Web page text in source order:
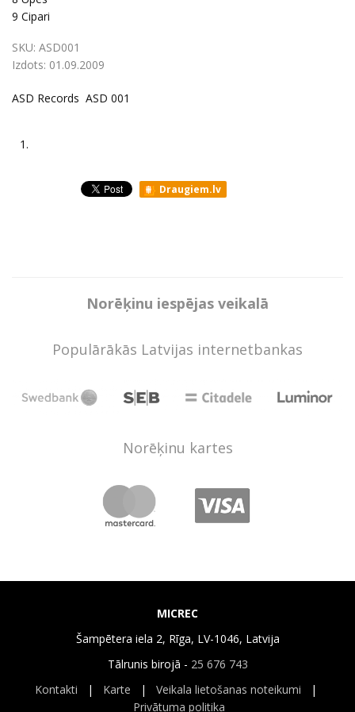
9 Cipari
SKU: ASD001
Izdots: 01.09.2009
ASD Records ASD 001
1.
Draugiem.lv
Norēķinu iespējas veikalā
Populārākās Latvijas internetbankas
Norēķinu kartes
MICREC
Šampētera iela 2, Rīga, LV-1046, Latvija
Tālrunis birojā - 25 676 743
Kontakti | Karte | Veikala lietošanas noteikumi |
Privātuma politika